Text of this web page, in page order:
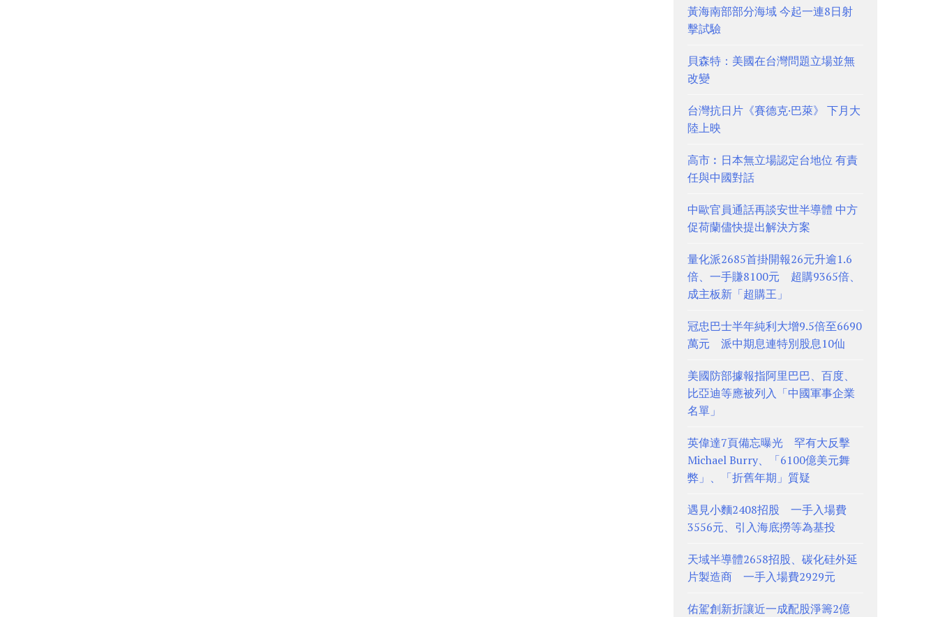
黃海南部部分海域 今起一連8日射
擊試驗
貝森特：美國在台灣問題立場並無
改變
台灣抗日片《賽德克·巴萊》 下月大
陸上映
高市︰日本無立場認定台地位 有責
任與中國對話
中歐官員通話再談安世半導體 中方
促荷蘭儘快提出解決方案
量化派2685首掛開報26元升逾1.6
倍、一手賺8100元 超購9365倍、
成主板新「超購王」
冠忠巴士半年純利大增9.5倍至6690
萬元 派中期息連特別股息10仙
美國防部據報指阿里巴巴、百度、
比亞迪等應被列入「中國軍事企業
名單」
英偉達7頁備忘曝光 罕有大反擊
Michael Burry、「6100億美元舞
弊」、「折舊年期」質疑
遇見小麵2408招股 一手入場費
3556元、引入海底撈等為基投
天域半導體2658招股、碳化硅外延
片製造商 一手入場費2929元
佑駕創新折讓近一成配股淨籌2億